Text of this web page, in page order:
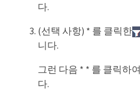
다.
(선택 사항) * 를 클릭한
니다.
그런 다음 * * 를 클릭하
다.